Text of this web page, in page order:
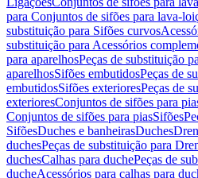
para Conjuntos de sifões para lava-
substituição para Sifões curvos
substituição para Acessórios
para aparelhosPeças de substituição
aparelhosSifões embutidosPeças de
embutidosSifões exterioresPeças de
exterioresConjuntos de sifões para
Conjuntos de sifões para piasSifões
SifõesDuches e banheirasDuches
duchesPeças de substituição para
duchesCalhas para duchePeças de
ducheAcessórios para calhas para